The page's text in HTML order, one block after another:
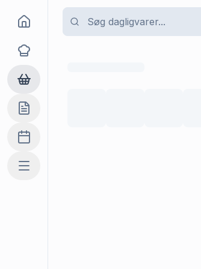
Goma
Opskrifter
Dagligvarer
Indkøbslisten
Madplan
Mere